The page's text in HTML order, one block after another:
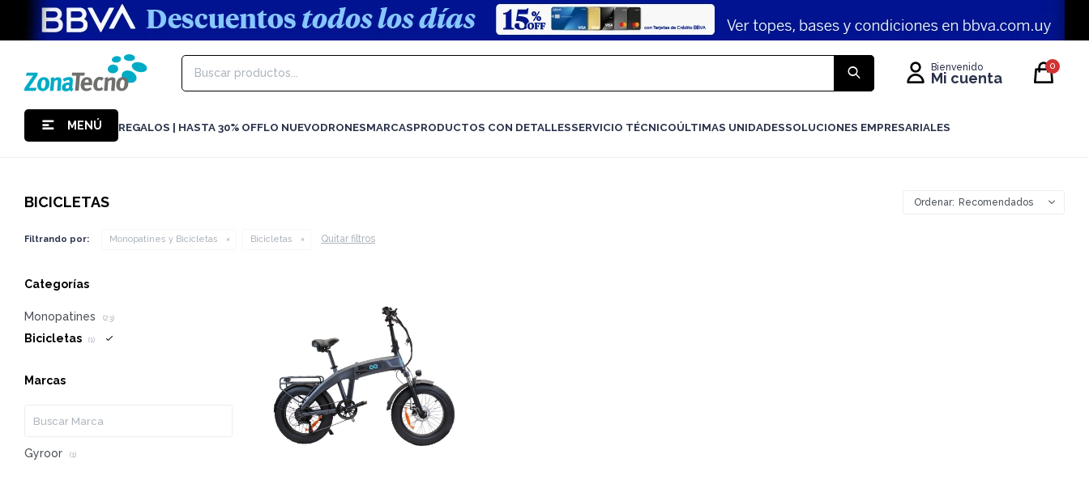
MENÚ REGALOS | HASTA 30% OFFLO NUEVODRONESMARCASPRODUCTOS CON DETALLESSERVICIO TÉCNICOÚLTIMAS UNIDADESSOLUCIONES EMPRESARIALES
0
BICICLETAS Recomendados
Filtrando por: Monopatines y Bicicletas Bicicletas Quitar filtros
Categorías
Monopatines (23)
Bicicletas (1)
Marcas
Gyroor (1)